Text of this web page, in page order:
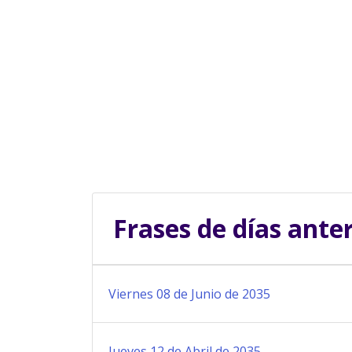
Frases de días
Viernes 08 de Junio de 2035